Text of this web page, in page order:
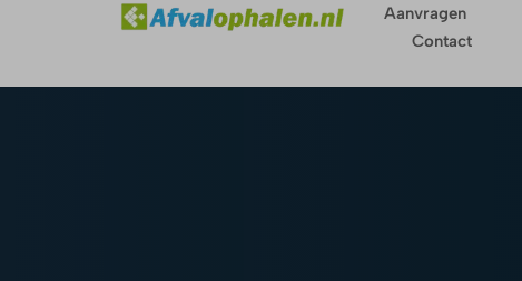
Aanvragen
Contact